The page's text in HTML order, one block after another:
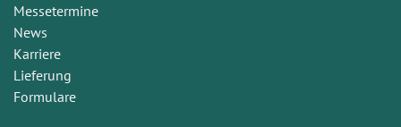
Messetermine
News
Karriere
Lieferung
Formulare